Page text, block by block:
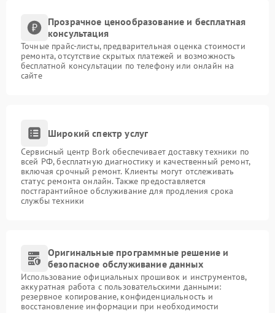
Прозрачное ценообразование и бесплатная
консультация
Точные прайс-листы, предварительная оценка стоимости
ремонта, отсутствие скрытых платежей и возможность
бесплатной консультации по телефону или онлайн на
сайте
Широкий спектр услуг
Сервисный центр Bork обеспечивает доставку техники по
всей РФ, бесплатную диагностику и качественный ремонт,
включая срочный ремонт. Клиенты могут отслеживать
статус ремонта онлайн. Также предоставляется
постгарантийное обслуживание для продления срока
службы техники
Оригинальные программные решение и
безопасное обслуживание данных
Использование официальных прошивок и инструментов,
аккуратная работа с пользовательскими данными:
резервное копирование, конфиденциальность и
восстановление информации при необходимости